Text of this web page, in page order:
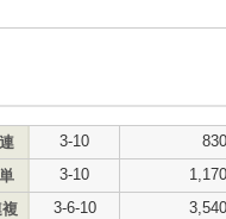
3-10 830
3-10 1,170
3-6-10 3,540